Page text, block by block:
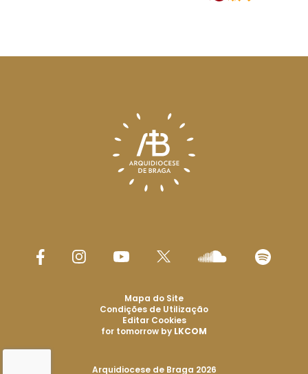
Arquidiocese de Braga 2026
Mapa do Site
Condições de Utilização
Editar Cookies
for tomorrow by LKCOM